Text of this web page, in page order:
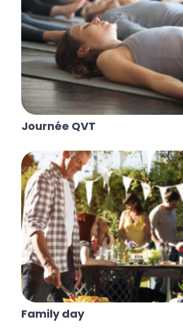
Journée QVT
Family day